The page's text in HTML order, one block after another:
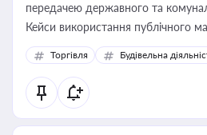
передачею державного та
Кейси використання публічного
Торгівля Будівельна